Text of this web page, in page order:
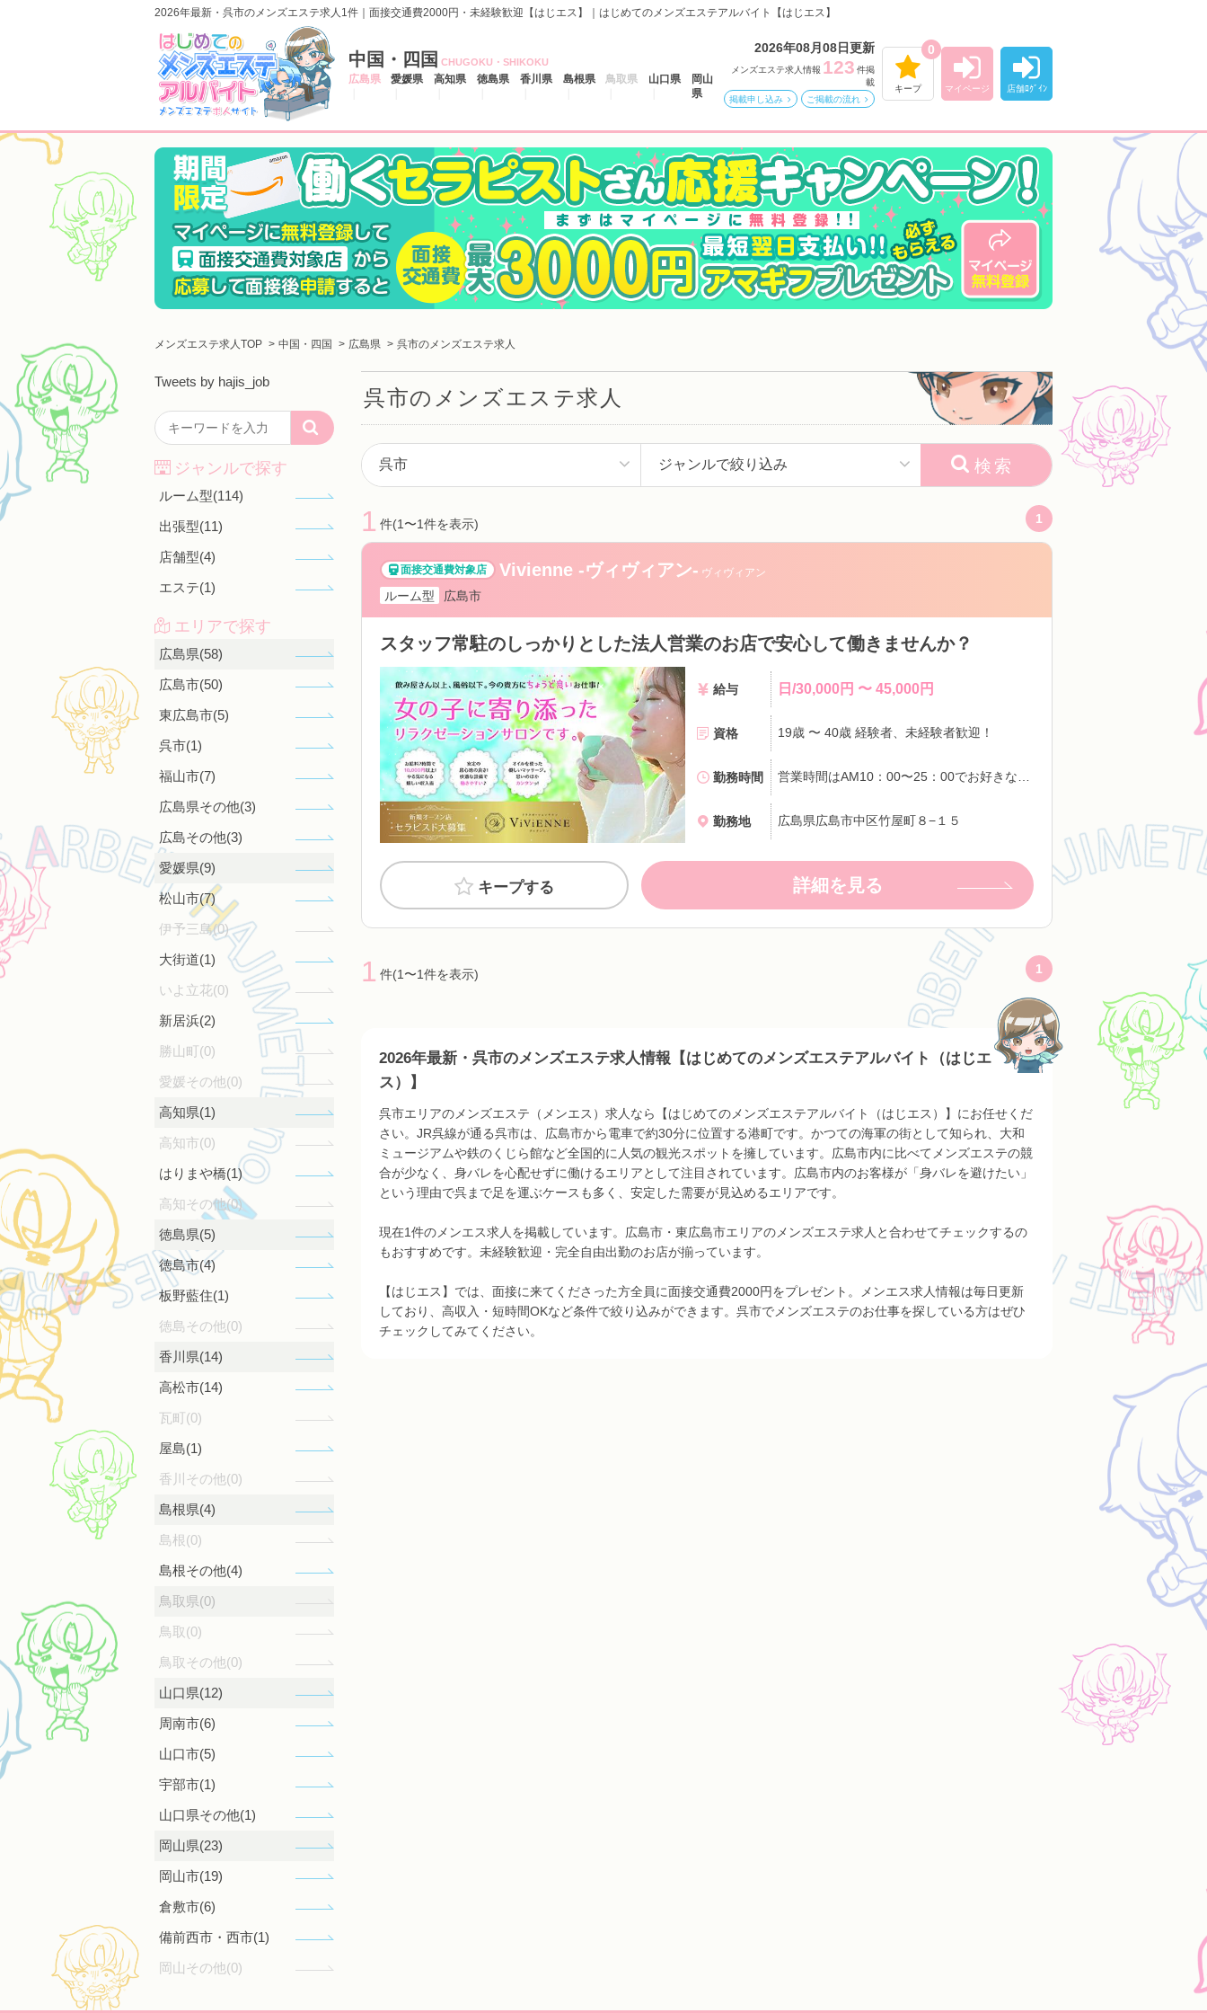
2026年最新・呉市のメンズエステ求人1件｜面接交通費2000円・未経験歓迎【はじエス】｜はじめてのメンズエステアルバイト【はじエス】
中国・四国 CHUGOKU・SHIKOKU
広島県 愛媛県 高知県 徳島県 香川県 島根県 鳥取県 山口県
岡山
県
2026年08月08日更新
メンズエステ求人情報 123 件掲
載
掲載申し込み
ご掲載の流れ
キープ
0
マイページ 店舗ﾛｸﾞｲﾝ
メンズエステ求人TOP 中国・四国 広島県 呉市のメンズエステ求人
Tweets by hajis_job
ジャンルで探す
ルーム型(114)
出張型(11)
店舗型(4)
エステ(1)
エリアで探す
広島県(58)
広島市(50)
東広島市(5)
呉市(1)
福山市(7)
広島県その他(3)
広島その他(3)
愛媛県(9)
松山市(7)
伊予三島(0)
大街道(1)
いよ立花(0)
新居浜(2)
勝山町(0)
愛媛その他(0)
高知県(1)
高知市(0)
はりまや橋(1)
高知その他(0)
徳島県(5)
徳島市(4)
板野藍住(1)
徳島その他(0)
香川県(14)
高松市(14)
瓦町(0)
屋島(1)
香川その他(0)
島根県(4)
島根(0)
島根その他(4)
鳥取県(0)
鳥取(0)
鳥取その他(0)
山口県(12)
周南市(6)
山口市(5)
宇部市(1)
山口県その他(1)
岡山県(23)
岡山市(19)
倉敷市(6)
備前西市・西市(1)
岡山その他(0)
呉市のメンズエステ求人
検索
1 件(1〜1件を表示) 1
Vivienne -ヴィヴィアン- ヴィヴィアン
ルーム型 広島市
スタッフ常駐のしっかりとした法人営業のお店で安心して働きませんか？
給与 日/30,000円 〜 45,000円
資格 19歳 〜 40歳 経験者、未経験者歓迎！
勤務時間
勤務地 広島県広島市中区竹屋町８−１５
キープする 詳細を見る
1 件(1〜1件を表示) 1
2026年最新・呉市のメンズエステ求人情報【はじめてのメンズエステアルバイト（はじエ
ス）】
呉市エリアのメンズエステ（メンエス）求人なら【はじめてのメンズエステアルバイト（はじエス）】にお任せくだ
さい。JR呉線が通る呉市は、広島市から電車で約30分に位置する港町です。かつての海軍の街として知られ、大和
ミュージアムや鉄のくじら館など全国的に人気の観光スポットを擁しています。広島市内に比べてメンズエステの競
合が少なく、身バレを心配せずに働けるエリアとして注目されています。広島市内のお客様が「身バレを避けたい」
という理由で呉まで足を運ぶケースも多く、安定した需要が見込めるエリアです。
現在1件のメンエス求人を掲載しています。広島市・東広島市エリアのメンズエステ求人と合わせてチェックするの
もおすすめです。未経験歓迎・完全自由出勤のお店が揃っています。
【はじエス】では、面接に来てくださった方全員に面接交通費2000円をプレゼント。メンエス求人情報は毎日更新
しており、高収入・短時間OKなど条件で絞り込みができます。呉市でメンズエステのお仕事を探している方はぜひ
チェックしてみてください。